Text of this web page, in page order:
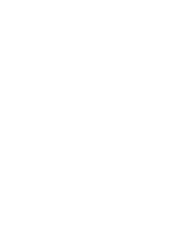
de kuit,
je ze op